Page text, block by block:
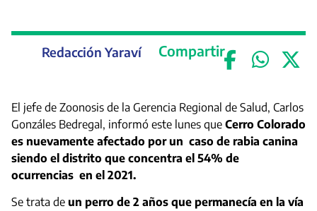
Redacción Yaraví Compartir
El jefe de Zoonosis de la Gerencia Regional de Salud, Carlos
Gonzáles Bedregal, informó este lunes que Cerro Colorado
es nuevamente afectado por un caso de rabia canina
siendo el distrito que concentra el 54% de
ocurrencias en el 2021.
Se trata de un perro de 2 años que permanecía en la vía